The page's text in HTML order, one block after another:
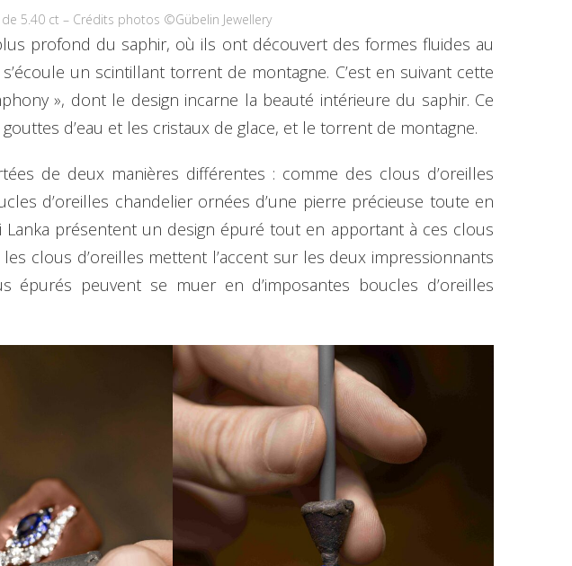
5.40 ct – Crédits photos ©Gübelin Jewellery
profond du saphir, où ils ont découvert des formes fluides au
un scintillant torrent de montagne. C’est en suivant cette
», dont le design incarne la beauté intérieure du saphir. Ce
d’eau et les cristaux de glace, et le torrent de montagne.
de deux manières différentes : comme des clous d’oreilles
d’oreilles chandelier ornées d’une pierre précieuse toute en
présentent un design épuré tout en apportant à ces clous
clous d’oreilles mettent l’accent sur les deux impressionnants
peuvent se muer en d’imposantes boucles d’oreilles